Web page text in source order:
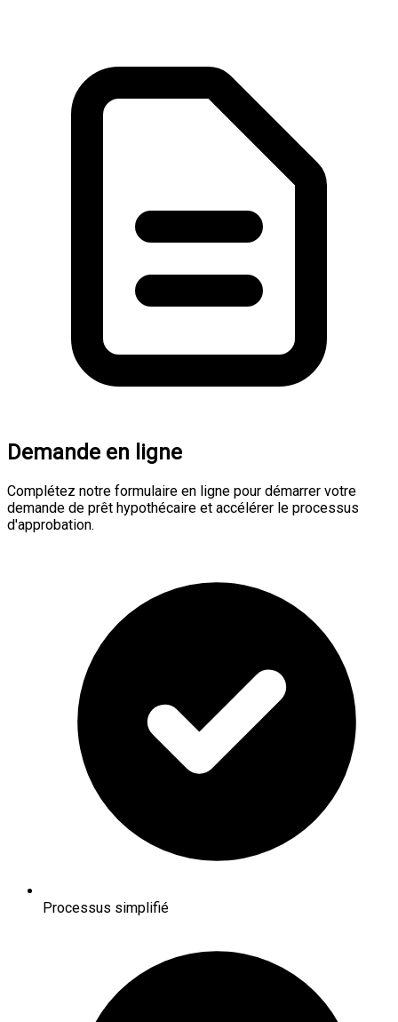
Demande en ligne
Complétez notre formulaire en ligne pour démarrer votre
demande de prêt hypothécaire et accélérer le processus
d'approbation.
Processus simplifié